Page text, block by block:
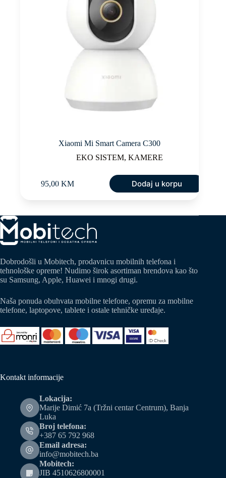
Xiaomi Mi Smart Camera C300
EKO SISTEM,KAMERE
95,00 KM Dodaj u korpu
Dobrodošli u Mobitech, prodavnicu mobilnih telefona i
tehnološke opreme! Nudimo širok asortiman brendova kao što
su Samsung, Apple, Huawei i mnogi drugi.
Naša ponuda obuhvata mobilne telefone, opremu za mobilne
telefone, laptopove, tablete i ostale tehničke uređaje.
Kontakt informacije
Lokacija:
Marije Dimić 7a (Tržni centar Centrum), Banja
Luka
Broj telefona:
+387 65 792 968
Email adresa:
info@mobitech.ba
Mobitech:
JIB 4510626800001